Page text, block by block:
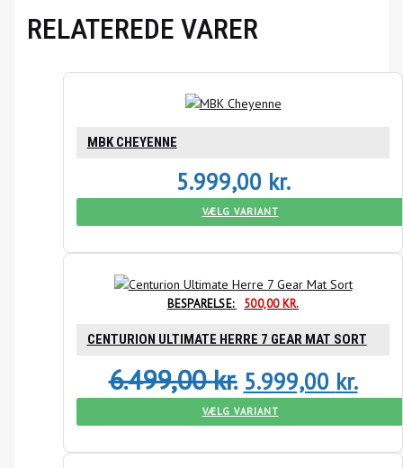
RELATEREDE VARER
MBK CHEYENNE
5.999,00 kr.
VÆLG VARIANT
BESPARELSE: 500,00 KR.
CENTURION ULTIMATE HERRE 7 GEAR MAT SORT
6.499,00kr. 5.999,00 kr.
VÆLG VARIANT